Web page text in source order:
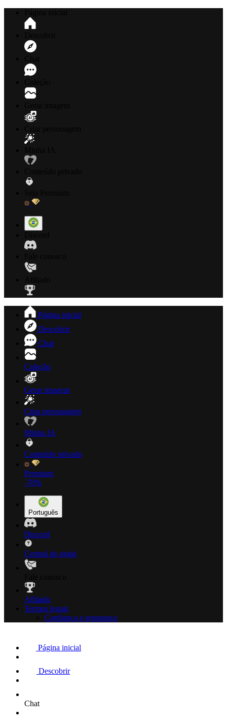
Página inicial
Descobrir
Chat
Coleção
Gerar imagem
Criar personagem
Minha IA
Conteúdo privado
Premium
-70%
Português
Discord
Central de ajuda
Afiliado
Termos legais
Confiança e segurança
Página inicial
Descobrir
Chat